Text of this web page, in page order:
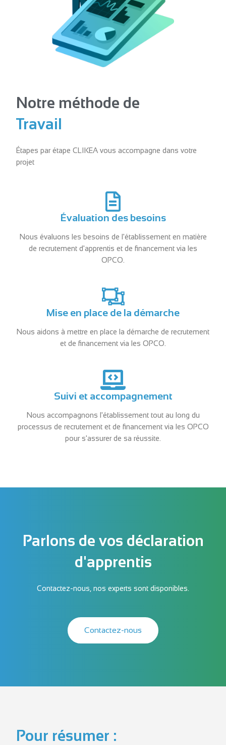
Notre méthode de
Travail
Étapes par étape CLIKEA vous accompagne dans votre
projet
Évaluation des besoins
Nous évaluons les besoins de l'établissement en matière
de recrutement d'apprentis et de financement via les
OPCO.
Mise en place de la démarche
Nous aidons à mettre en place la démarche de recrutement
et de financement via les OPCO.
Suivi et accompagnement
Nous accompagnons l'établissement tout au long du
processus de recrutement et de financement via les OPCO
pour s'assurer de sa réussite.
Parlons de vos déclaration
d'apprentis
Contactez-nous, nos experts sont disponibles.
Contactez-nous
Pour résumer :